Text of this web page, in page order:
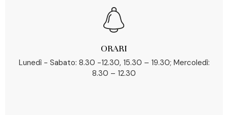
ORARI
Lunedì - Sabato: 8.30 -12.30, 15.30 – 19.30; Mercoledì:
8.30 – 12.30